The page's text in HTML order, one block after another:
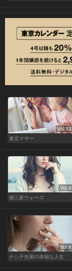
Vol.13
東京マザー
Vol.6
御三家ウォーズ
Vol.6
ナシ子先輩の幸福な人生